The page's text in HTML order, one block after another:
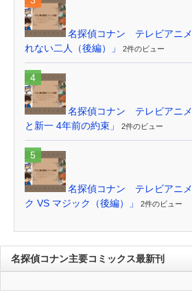
名探偵コナン テレビアニ
れない二人（後編）」
2件のビュー
名探偵コナン テレビアニ
と新一 4年前の約束」
2件のビュー
名探偵コナン テレビアニ
ク VS マジック（後編）」
2件のビュー
名探偵コナン主要コミックス最新刊